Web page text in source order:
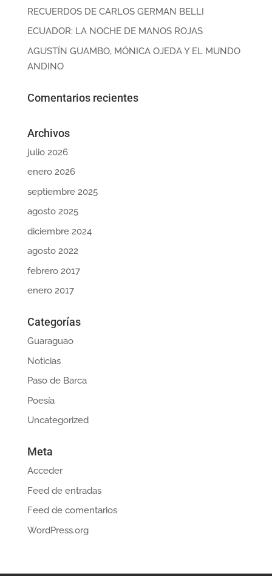
RECUERDOS DE CARLOS GERMAN BELLI
ECUADOR: LA NOCHE DE MANOS ROJAS
AGUSTÍN GUAMBO, MÓNICA OJEDA Y EL MUNDO
ANDINO
Comentarios recientes
Archivos
julio 2026
enero 2026
septiembre 2025
agosto 2025
diciembre 2024
agosto 2022
febrero 2017
enero 2017
Categorías
Guaraguao
Noticias
Paso de Barca
Poesía
Uncategorized
Meta
Acceder
Feed de entradas
Feed de comentarios
WordPress.org